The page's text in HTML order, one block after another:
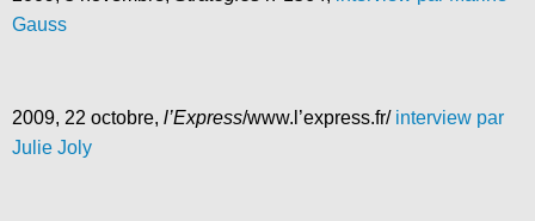
Gauss
2009, 22 octobre, l’Express/www.l’express.fr/ interview par
Julie Joly